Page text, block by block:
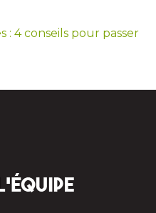
: 4 conseils pour passer